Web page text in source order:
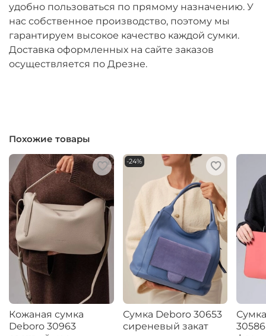
удобно пользоваться по прямому назначению. У
нас собственное производство, поэтому мы
гарантируем высокое качество каждой сумки.
Доставка оформленных на сайте заказов
осуществляется по Дрезне.
Похожие товары
Кожаная сумка
Deboro 30963
-24%
Сумка Deboro 30653
сиреневый закат